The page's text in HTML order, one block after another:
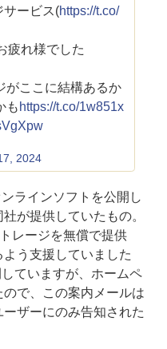
サービス(https://t.co/
疲れ様でした
がここに結構あるか
も https://t.co/1w851x
2024
ラインソフトを公開し
が提供していたもの。
レージを無償で提供
う支援していました
ていますが、ホームペ
で、この案内メールは
ザーにのみ告知された